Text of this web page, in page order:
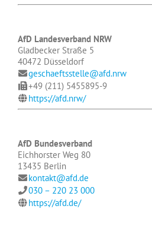
AfD Landesverband NRW
Gladbecker Straße 5
40472 Düsseldorf
geschaeftsstelle@afd.nrw
+49 (211) 5455895-9
https://afd.nrw/
AfD Bundesverband
Eichhorster Weg 80
13435 Berlin
kontakt@afd.de
030 – 220 23 000
https://afd.de/